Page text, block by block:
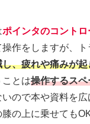
ポインタのコント
作をしますが、
、疲れや痛みが
とは操作するス
ので本や資料を
の上に乗せてもOK